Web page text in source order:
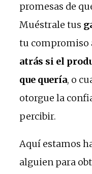
promesas de
Muéstrale tus
tu compromiso
atrás si el
que quería, o
otorgue la
percibir.
Aquí estamos
alguien para